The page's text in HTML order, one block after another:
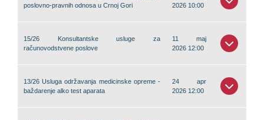
poslovno-pravnih odnosa u Crnoj Gori
2026 10:00
15/26 Konsultantske usluge za
računovodstvene poslove
11 maj
2026 12:00
13/26 Usluga održavanja medicinske opreme -
baždarenje alko test aparata
24 apr
2026 12:00